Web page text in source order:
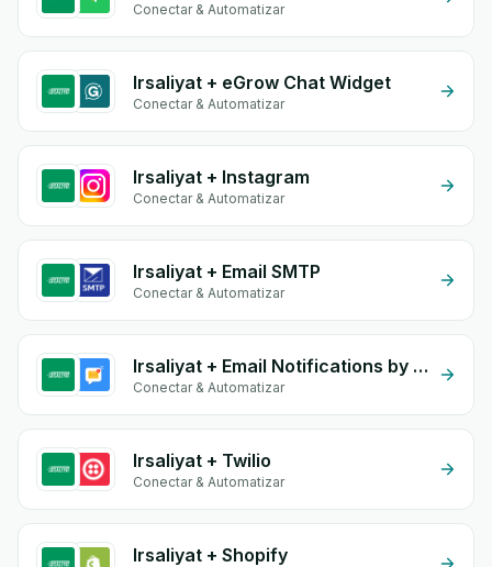
Conectar & Automatizar
Irsaliyat + eGrow Chat Widget
Conectar & Automatizar
Irsaliyat + Instagram
Conectar & Automatizar
Irsaliyat + Email SMTP
Conectar & Automatizar
Irsaliyat + Email Notifications by eGrow
Conectar & Automatizar
Irsaliyat + Twilio
Conectar & Automatizar
Irsaliyat + Shopify